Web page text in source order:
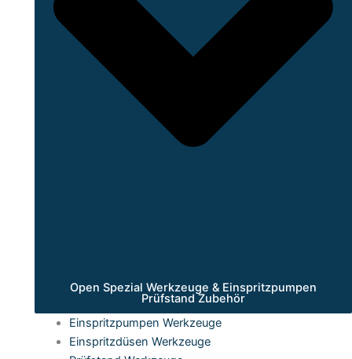
Open Spezial Werkzeuge & Einspritzpumpen
Prüfstand Zubehör
Einspritzpumpen Werkzeuge
Einspritzdüsen Werkzeuge